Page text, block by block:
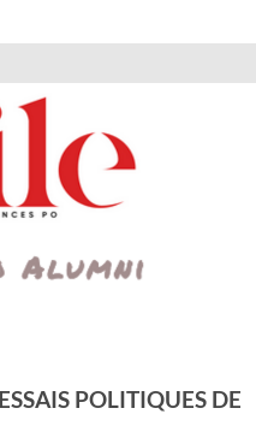
POLITIQUES DE